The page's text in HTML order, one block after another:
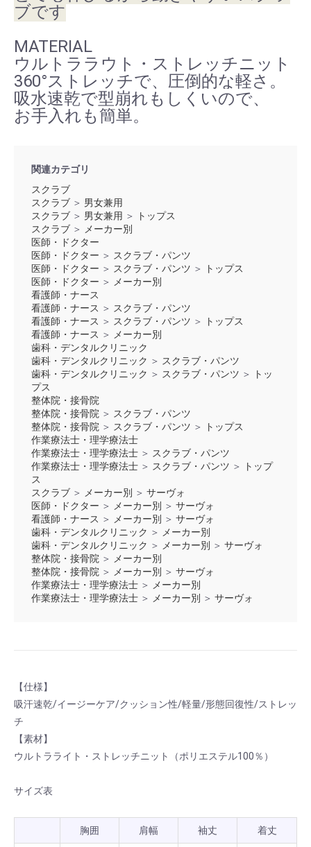
ブです
MATERIAL
ウルトララウト・ストレッチニット
360°ストレッチで、圧倒的な軽さ。
吸水速乾で型崩れもしくいので、
お手入れも簡単。
関連カテゴリ
スクラブ
スクラブ ＞ 男女兼用
スクラブ ＞ 男女兼用 ＞
トップス
スクラブ ＞
メーカー別
医師・ドクター
医師・ドクター ＞ スクラブ・パンツ
医師・ドクター ＞ スクラブ・パンツ ＞
トップス
医師・ドクター ＞
メーカー別
看護師・ナース
看護師・ナース ＞ スクラブ・パンツ
看護師・ナース ＞ スクラブ・パンツ ＞
トップス
看護師・ナース ＞
メーカー別
歯科・デンタルクリニック
歯科・デンタルクリニック ＞ スクラブ・パンツ
歯科・デンタルクリニック ＞ スクラブ・パンツ ＞
トッ
プス
整体院・接骨院
整体院・接骨院 ＞ スクラブ・パンツ
整体院・接骨院 ＞ スクラブ・パンツ ＞
トップス
作業療法士・理学療法士
作業療法士・理学療法士 ＞ スクラブ・パンツ
作業療法士・理学療法士 ＞ スクラブ・パンツ ＞
トップ
ス
スクラブ ＞ メーカー別 ＞ サーヴォ
医師・ドクター ＞ メーカー別 ＞ サーヴォ
看護師・ナース ＞ メーカー別 ＞ サーヴォ
歯科・デンタルクリニック ＞
メーカー別
歯科・デンタルクリニック ＞ メーカー別 ＞ サーヴォ
整体院・接骨院 ＞
メーカー別
整体院・接骨院 ＞ メーカー別 ＞ サーヴォ
作業療法士・理学療法士 ＞
メーカー別
作業療法士・理学療法士 ＞ メーカー別 ＞ サーヴォ
【仕様】
吸汗速乾/イージーケア/クッション性/軽量/形態回復性/ストレッ
チ
【素材】
ウルトラライト・ストレッチニット（ポリエステル100％）
サイズ表
胸囲 肩幅 袖丈 着丈